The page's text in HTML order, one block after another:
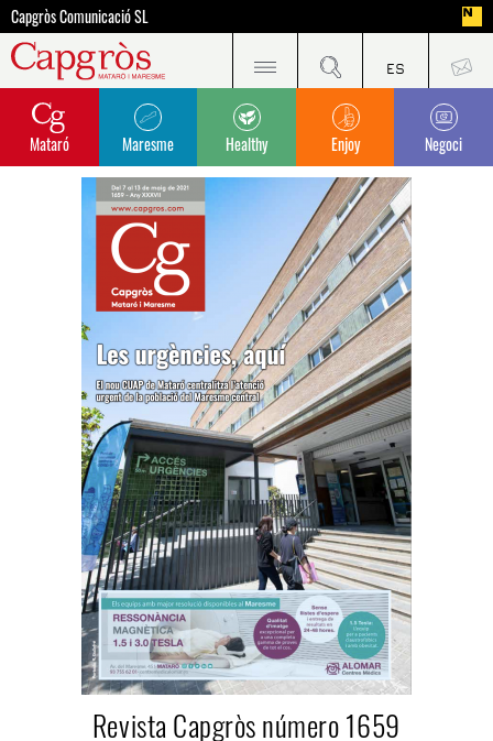
Capgròs Comunicació SL
Mataró Maresme Healthy Enjoy Negoci
Revista Capgròs número 1659